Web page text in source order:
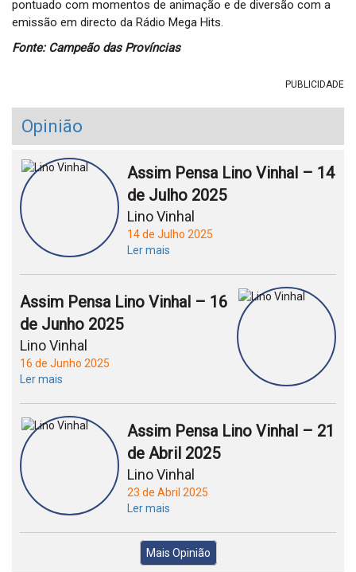
pontuado com momentos de animação e de diversão com a
emissão em directo da Rádio Mega Hits.
Fonte: Campeão das Províncias
PUBLICIDADE
Opinião
Assim Pensa Lino Vinhal – 14
de Julho 2025
Lino Vinhal
14 de Julho 2025
Ler mais
Assim Pensa Lino Vinhal – 16
de Junho 2025
Lino Vinhal
16 de Junho 2025
Ler mais
Assim Pensa Lino Vinhal – 21
de Abril 2025
Lino Vinhal
23 de Abril 2025
Ler mais
Mais Opinião